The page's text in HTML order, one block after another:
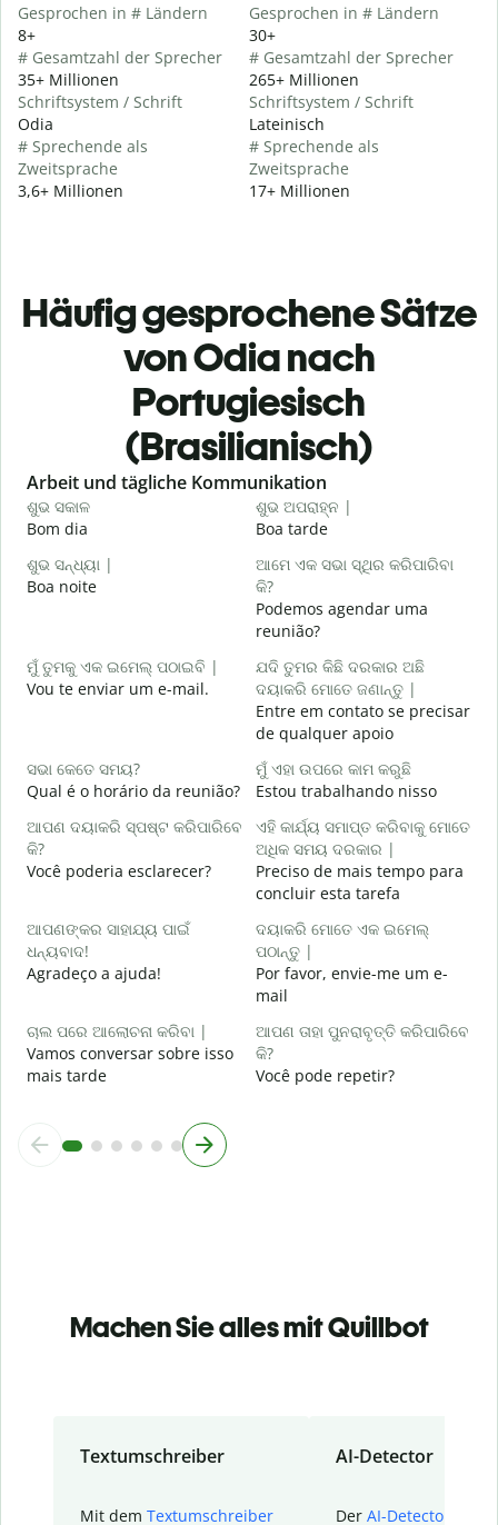
Gesprochen in # Ländern
8+
# Gesamtzahl der Sprecher
35+ Millionen
Schriftsystem / Schrift
Odia
# Sprechende als
Zweitsprache
3,6+ Millionen
Gesprochen in # Ländern
30+
# Gesamtzahl der Sprecher
265+ Millionen
Schriftsystem / Schrift
Lateinisch
# Sprechende als
Zweitsprache
17+ Millionen
Häufig gesprochene Sätze
von Odia nach
Portugiesisch
(Brasilianisch)
Slide 1 of 6
Arbeit und tägliche Kommunikation
ଶୁଭ ସକାଳ
Bom dia
ଶୁଭ ଅପରାହ୍ନ |
Boa tarde
ଶୁଭ ସନ୍ଧ୍ୟା |
Boa noite
ଆମେ ଏକ ସଭା ସ୍ଥିର କରିପାରିବା
କି?
Podemos agendar uma
reunião?
ମୁଁ ତୁମକୁ ଏକ ଇମେଲ୍ ପଠାଇବି |
Vou te enviar um e-mail.
ଯଦି ତୁମର କିଛି ଦରକାର ଅଛି
ଦୟାକରି ମୋତେ ଜଣାନ୍ତୁ |
Entre em contato se precisar
de qualquer apoio
ସଭା କେତେ ସମୟ?
Qual é o horário da reunião?
ମୁଁ ଏହା ଉପରେ କାମ କରୁଛି
Estou trabalhando nisso
ଆପଣ ଦୟାକରି ସ୍ପଷ୍ଟ କରିପାରିବେ
କି?
Você poderia esclarecer?
ଏହି କାର୍ଯ୍ୟ ସମାପ୍ତ କରିବାକୁ ମୋତେ
ଅଧିକ ସମୟ ଦରକାର |
Preciso de mais tempo para
concluir esta tarefa
ଆପଣଙ୍କର ସାହାଯ୍ୟ ପାଇଁ
ଧନ୍ୟବାଦ!
Agradeço a ajuda!
ଦୟାକରି ମୋତେ ଏକ ଇମେଲ୍
ପଠାନ୍ତୁ |
Por favor, envie-me um e-
mail
ଚାଲ ପରେ ଆଲୋଚନା କରିବା |
Vamos conversar sobre isso
mais tarde
ଆପଣ ତାହା ପୁନରାବୃତ୍ତି କରିପାରିବେ
କି?
Você pode repetir?
Machen Sie alles mit Quillbot
Textumschreiber
Mit dem Textumschreiber
AI-Detector
Der AI-Detector